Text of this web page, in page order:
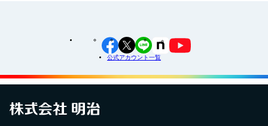
公式アカウント一覧